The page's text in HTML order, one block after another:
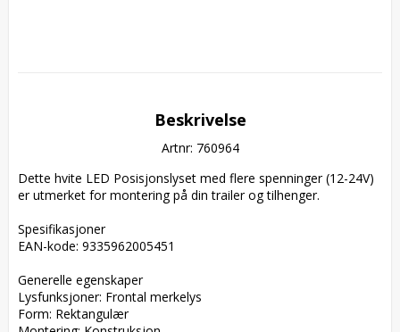
Beskrivelse
Artnr: 760964
Dette hvite LED Posisjonslyset med flere spenninger (12-24V)
er utmerket for montering på din trailer og tilhenger.
Spesifikasjoner
EAN-kode: 9335962005451
Generelle egenskaper
Lysfunksjoner: Frontal merkelys
Form: Rektangulær